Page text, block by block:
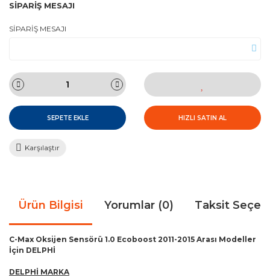
SİPARİŞ MESAJI
SİPARİŞ MESAJI
SEPETE EKLE HIZLI SATIN AL
Karşılaştır
Ürün Bilgisi Yorumlar (0) Taksit
C-Max Oksijen Sensörü 1.0 Ecoboost 2011-2015 Arası Modeller
İçin DELPHİ
DELPHİ MARKA